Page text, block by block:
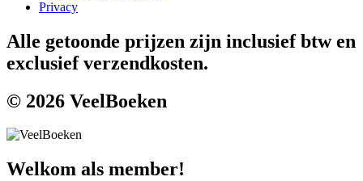
Privacy
Alle getoonde prijzen zijn inclusief btw en
exclusief verzendkosten.
© 2026 VeelBoeken
Welkom als member!